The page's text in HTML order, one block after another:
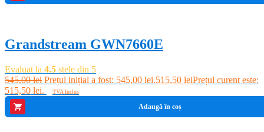
Grandstream GWN7660E
Evaluat la 4.5 stele din 5
545,00lei Prețul inițial a fost: 545,00 lei.515,50 leiPrețul curent este:
515,50 lei.
TVA Inclus
Adaugă în coș